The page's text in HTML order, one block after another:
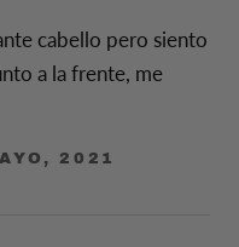
cabello pero siento
a la frente, me
2021